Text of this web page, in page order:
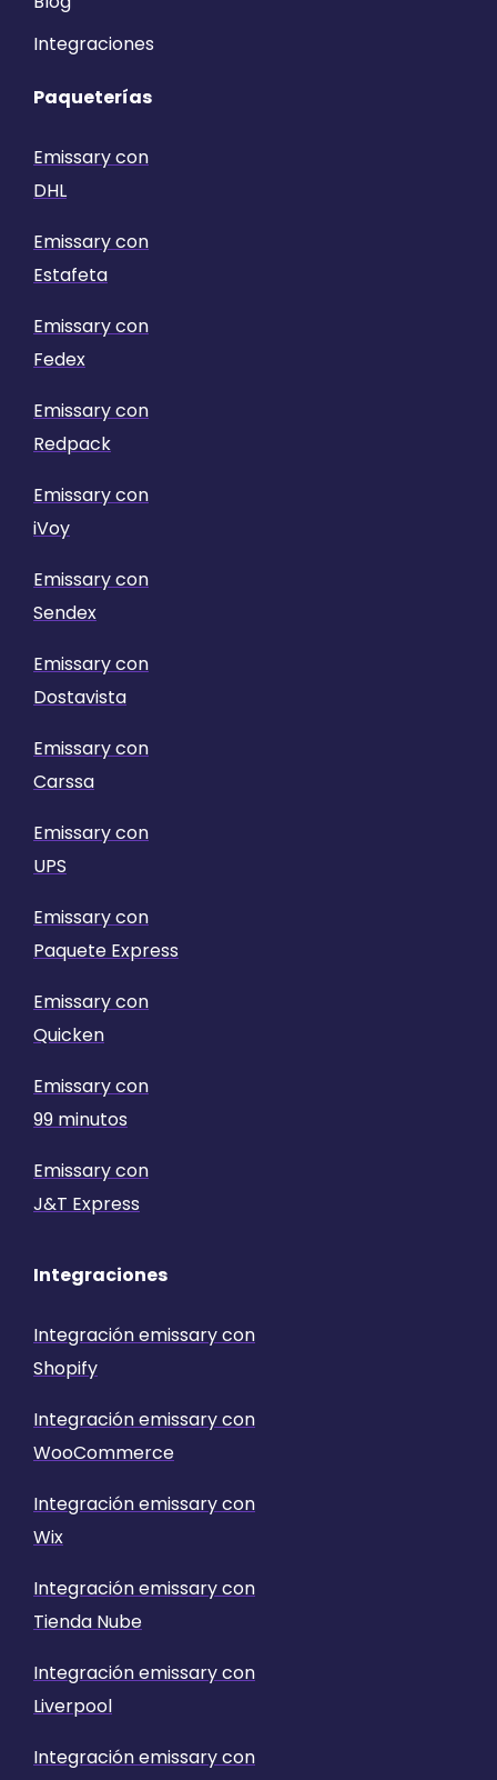
Integraciones
Paqueterías
Emissary con
DHL
Emissary con
Estafeta
Emissary con
Fedex
Emissary con
Redpack
Emissary con
iVoy
Emissary con
Sendex
Emissary con
Dostavista
Emissary con
Carssa
Emissary con
UPS
Emissary con
Paquete Express
Emissary con
Quicken
Emissary con
99 minutos
Emissary con
J&T Express
Integraciones
Integración emissary con
Shopify
Integración emissary con
WooCommerce
Integración emissary con
Wix
Integración emissary con
Tienda Nube
Integración emissary con
Liverpool
Integración emissary con